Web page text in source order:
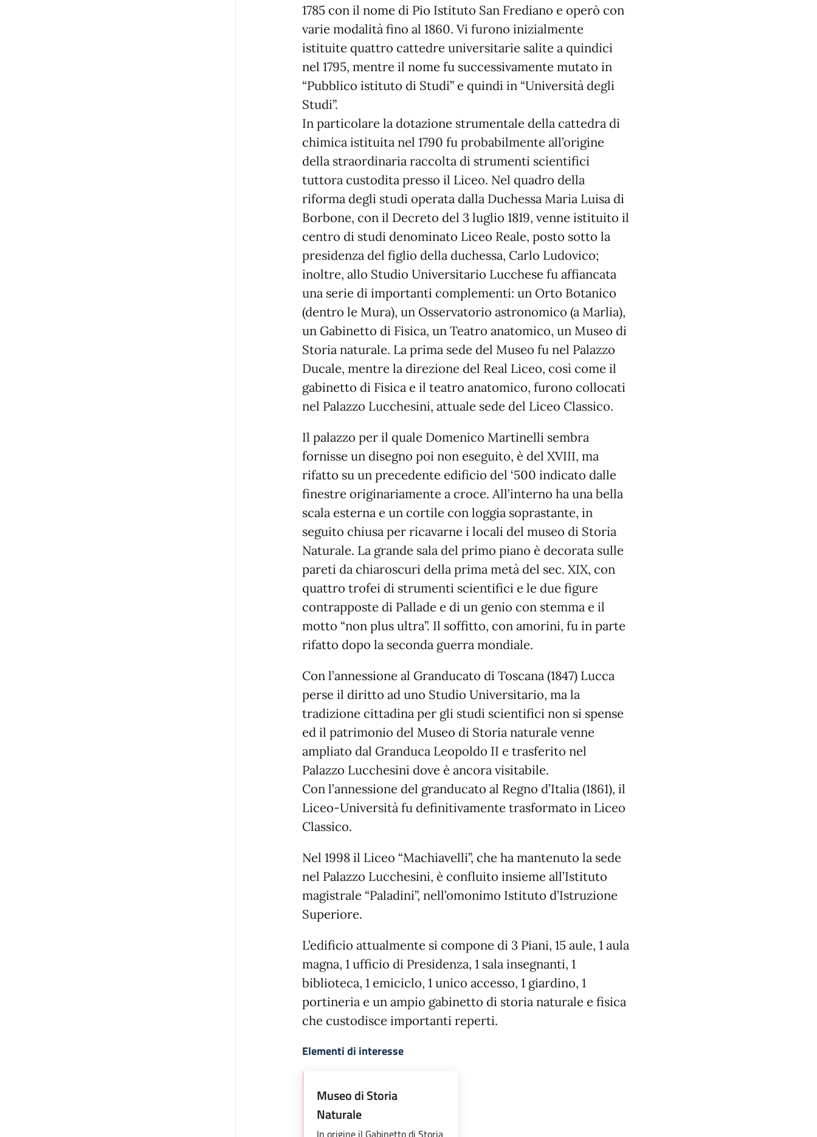
1785 con il nome di Pio Istituto San Frediano e operò con
varie modalità fino al 1860. Vi furono inizialmente
istituite quattro cattedre universitarie salite a quindici
nel 1795, mentre il nome fu successivamente mutato in
“Pubblico istituto di Studi” e quindi in “Università degli
Studi”.
In particolare la dotazione strumentale della cattedra di
chimica istituita nel 1790 fu probabilmente all’origine
della straordinaria raccolta di strumenti scientifici
tuttora custodita presso il Liceo. Nel quadro della
riforma degli studi operata dalla Duchessa Maria Luisa di
Borbone, con il Decreto del 3 luglio 1819, venne istituito il
centro di studi denominato Liceo Reale, posto sotto la
presidenza del figlio della duchessa, Carlo Ludovico;
inoltre, allo Studio Universitario Lucchese fu affiancata
una serie di importanti complementi: un Orto Botanico
(dentro le Mura), un Osservatorio astronomico (a Marlia),
un Gabinetto di Fisica, un Teatro anatomico, un Museo di
Storia naturale. La prima sede del Museo fu nel Palazzo
Ducale, mentre la direzione del Real Liceo, così come il
gabinetto di Fisica e il teatro anatomico, furono collocati
nel Palazzo Lucchesini, attuale sede del Liceo Classico.
Il palazzo per il quale Domenico Martinelli sembra
fornisse un disegno poi non eseguito, è del XVIII, ma
rifatto su un precedente edificio del ‘500 indicato dalle
finestre originariamente a croce. All’interno ha una bella
scala esterna e un cortile con loggia soprastante, in
seguito chiusa per ricavarne i locali del museo di Storia
Naturale. La grande sala del primo piano è decorata sulle
pareti da chiaroscuri della prima metà del sec. XIX, con
quattro trofei di strumenti scientifici e le due figure
contrapposte di Pallade e di un genio con stemma e il
motto “non plus ultra”. Il soffitto, con amorini, fu in parte
rifatto dopo la seconda guerra mondiale.
Con l’annessione al Granducato di Toscana (1847) Lucca
perse il diritto ad uno Studio Universitario, ma la
tradizione cittadina per gli studi scientifici non si spense
ed il patrimonio del Museo di Storia naturale venne
ampliato dal Granduca Leopoldo II e trasferito nel
Palazzo Lucchesini dove è ancora visitabile.
Con l’annessione del granducato al Regno d’Italia (1861), il
Liceo-Università fu definitivamente trasformato in Liceo
Classico.
Nel 1998 il Liceo “Machiavelli”, che ha mantenuto la sede
nel Palazzo Lucchesini, è confluito insieme all’Istituto
magistrale “Paladini”, nell’omonimo Istituto d’Istruzione
Superiore.
L’edificio attualmente si compone di 3 Piani, 15 aule, 1 aula
magna, 1 ufficio di Presidenza, 1 sala insegnanti, 1
biblioteca, 1 emiciclo, 1 unico accesso, 1 giardino, 1
portineria e un ampio gabinetto di storia naturale e fisica
che custodisce importanti reperti.
Elementi di interesse
Museo di Storia
Naturale
In origine il Gabinetto di Storia